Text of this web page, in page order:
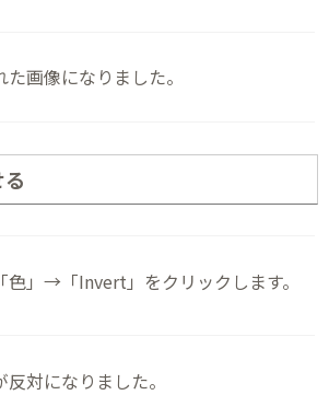
画像になりました。
色」→「Invert」をクリックします。
対になりました。